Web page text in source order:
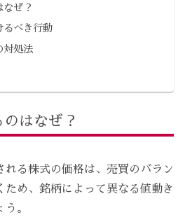
なぜ？
るべき行動
対処法
はなぜ？
れる株式の価格は、売買のバラン
ため、銘柄によって異なる値動き
。